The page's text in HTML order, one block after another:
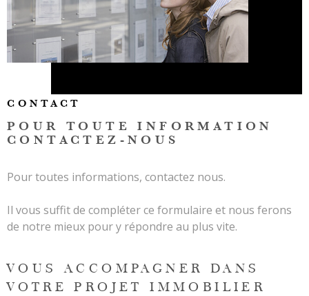
CONTACT
POUR TOUTE INFORMATION
CONTACTEZ-NOUS
Pour toutes informations, contactez nous.
Il vous suffit de compléter ce formulaire et nous ferons
de notre mieux pour y répondre au plus vite.
VOUS ACCOMPAGNER DANS
VOTRE PROJET IMMOBILIER